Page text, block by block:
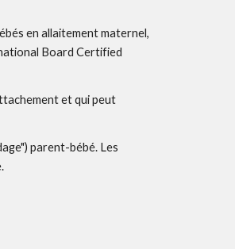
en allaitement maternel,
Board Certified
et qui peut
parent-bébé. Les